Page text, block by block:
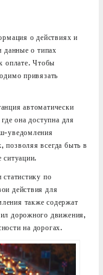
о действиях и
данные о типах
оплате. Чтобы
привязать
автоматически
она доступна для
уведомления
всегда быть в
по
действия для
также содержат
дорожного движения,
на дорогах.